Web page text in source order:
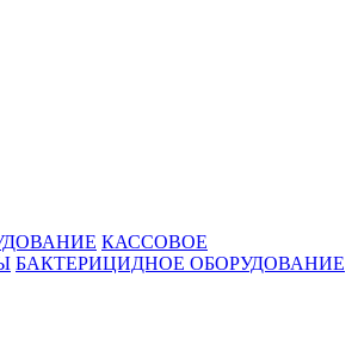
КАССОВОЕ
БАКТЕРИЦИДНОЕ ОБОРУДОВАНИЕ